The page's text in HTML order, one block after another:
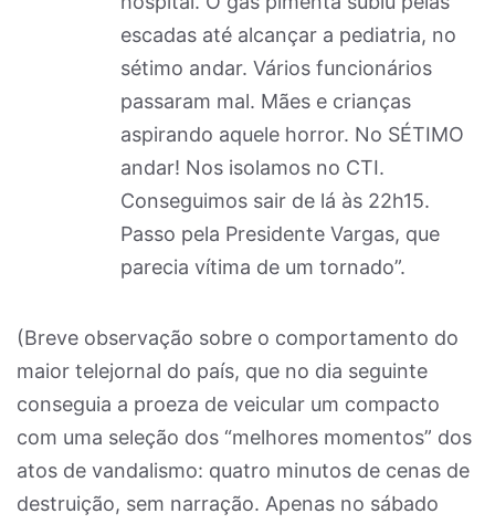
escadas até alcançar a pediatria, no
sétimo andar. Vários funcionários
passaram mal. Mães e crianças
aspirando aquele horror. No SÉTIMO
andar! Nos isolamos no CTI.
Conseguimos sair de lá às 22h15.
Passo pela Presidente Vargas, que
parecia vítima de um tornado”.
(Breve observação sobre o comportamento do
maior telejornal do país, que no dia seguinte
conseguia a proeza de veicular um compacto
com uma seleção dos “melhores momentos” dos
atos de vandalismo: quatro minutos de cenas de
destruição, sem narração. Apenas no sábado